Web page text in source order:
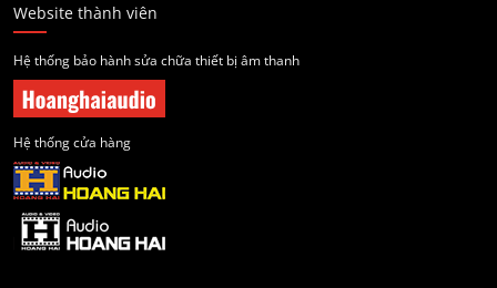
Website thành viên
Hệ thống bảo hành sửa chữa thiết bị âm thanh
Hệ thống cửa hàng